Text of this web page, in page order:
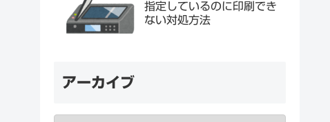
指定しているのに印刷でき
ない対処方法
アーカイブ